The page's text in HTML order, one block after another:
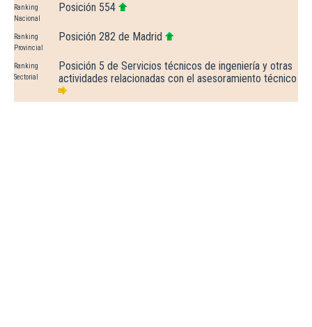
Ranking
Nacional
Posición 554
Ranking
Provincial
Posición 282 de Madrid
Ranking
Sectorial
Posición 5 de Servicios técnicos de ingeniería y otras
actividades relacionadas con el asesoramiento técnico